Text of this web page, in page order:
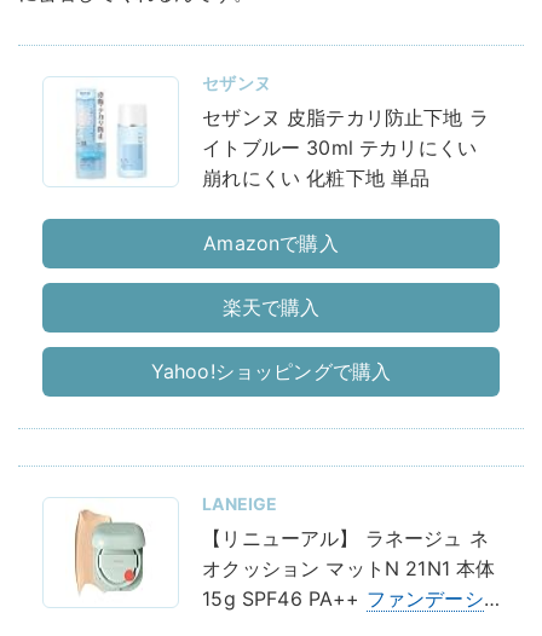
セザンヌ
セザンヌ 皮脂テカリ防止下地 ラ
イトブルー 30ml テカリにくい
崩れにくい 化粧下地 単品
Amazonで購入
楽天で購入
Yahoo!ショッピングで購入
LANEIGE
【リニューアル】 ラネージュ ネ
オクッション マットN 21N1 本体
15g SPF46 PA++ ファンデーシ